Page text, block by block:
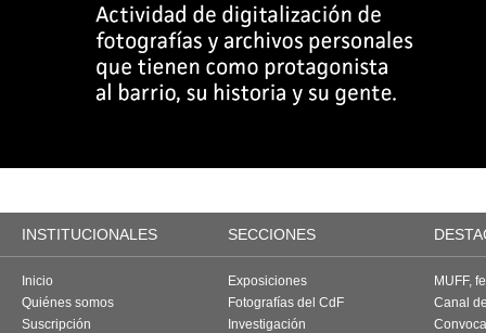
INSTITUCIONALES SECCIONES
Inicio
Quiénes somos
Suscripción
Exposiciones
Fotografías del CdF
Investigación
MUFF,
Canal